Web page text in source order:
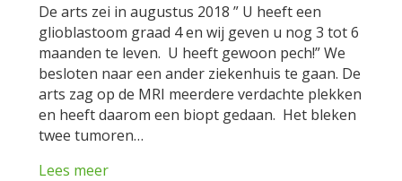
De arts zei in augustus 2018 ” U heeft een
glioblastoom graad 4 en wij geven u nog 3 tot 6
maanden te leven. U heeft gewoon pech!” We
besloten naar een ander ziekenhuis te gaan. De
arts zag op de MRI meerdere verdachte plekken
en heeft daarom een biopt gedaan. Het bleken
twee tumoren…
Lees meer